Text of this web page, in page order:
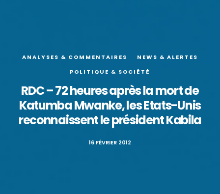
ANALYSES & COMMENTAIRES
NEWS & ALERTES
POLITIQUE & SOCIÉTÉ
RDC – 72 heures après la mort de
Katumba Mwanke, les Etats-Unis
reconnaissent le président Kabila
16 FÉVRIER 2012